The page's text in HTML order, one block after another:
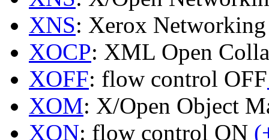
XNS: Xerox
XOCP: XML Open
XOFF: flow control OFF
XOM: X/Open Object
XON: flow control ON